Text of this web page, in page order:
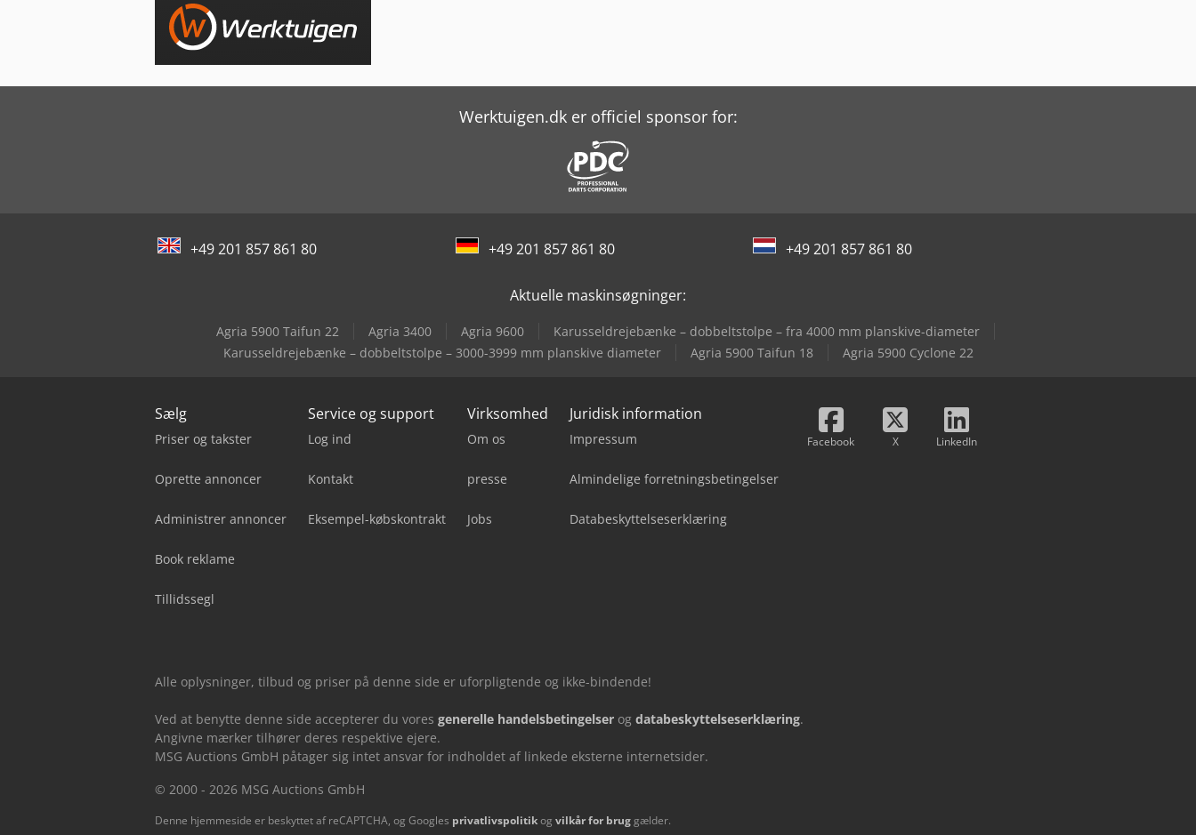
Werktuigen.dk er officiel sponsor for:
+49 201 857 861 80 +49 201 857 861 80 +49 201 857 861 80
Aktuelle maskinsøgninger:
Agria 5900 Taifun 22 Agria 3400 Agria 9600
Karusseldrejebænke – dobbeltstolpe – fra 4000 mm planskive-diameter
Karusseldrejebænke – dobbeltstolpe – 3000-3999 mm planskive diameter
Agria 5900 Taifun 18 Agria 5900 Cyclone 22
Sælg
Priser og takster
Oprette annoncer
Administrer annoncer
Book reklame
Tillidssegl
Service og support
Log ind
Kontakt
Eksempel-købskontrakt
Virksomhed
Om os
presse
Jobs
Juridisk information
Impressum
Almindelige forretningsbetingelser
Databeskyttelseserklæring
Facebook X LinkedIn
Alle oplysninger, tilbud og priser på denne side er uforpligtende og ikke-bindende!
Ved at benytte denne side accepterer du vores generelle handelsbetingelser og databeskyttelseserklæring.
Angivne mærker tilhører deres respektive ejere.
MSG Auctions GmbH påtager sig intet ansvar for indholdet af linkede eksterne internetsider.
© 2000 - 2026 MSG Auctions GmbH
Denne hjemmeside er beskyttet af reCAPTCHA, og Googles privatlivspolitikog vilkår for brug gælder.